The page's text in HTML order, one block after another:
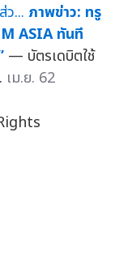
ภาพข่าว: ทรู
ASIA ทันที
— บัตรเดบิตใช้
เม.ย. 62